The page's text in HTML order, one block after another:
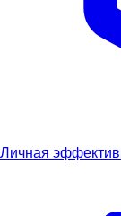
Личная